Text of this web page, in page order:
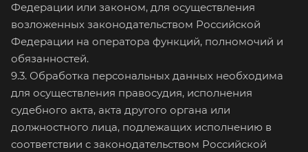
Федерации или законом, для осуществления
возложенных законодательством Российской
Федерации на оператора функций, полномочий и
обязанностей.
9.3. Обработка персональных данных необходима
для осуществления правосудия, исполнения
судебного акта, акта другого органа или
должностного лица, подлежащих исполнению в
соответствии с законодательством Российской